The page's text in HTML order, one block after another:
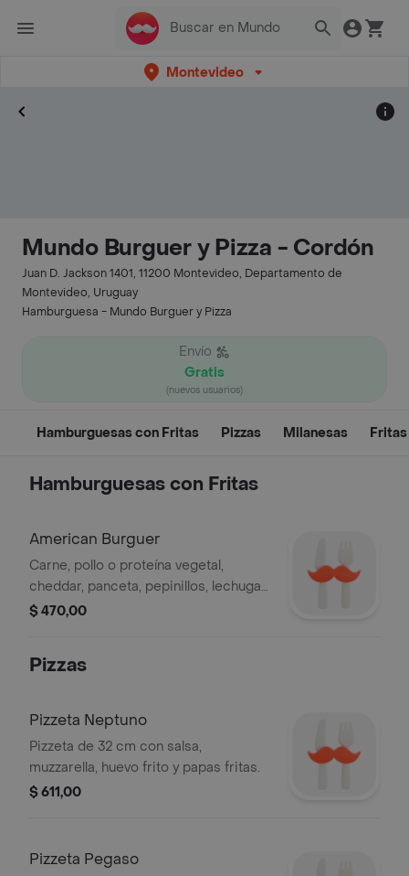
Montevideo
Mundo Burguer y Pizza - Cordón
Juan D. Jackson 1401, 11200 Montevideo, Departamento de
Montevideo, Uruguay
Hamburguesa - Mundo Burguer y Pizza
Envío
Gratis
(nuevos usuarios)
Hamburguesas con Fritas Pizzas Milanesas Fritas
Hamburguesas con Fritas
American Burguer
Carne, pollo o proteína vegetal,
cheddar, panceta, pepinillos, lechuga,
tomate cebolla y salsas a elección.
$ 470,00
Pizzas
Pizzeta Neptuno
Pizzeta de 32 cm con salsa,
muzzarella, huevo frito y papas fritas.
$ 611,00
Pizzeta Pegaso